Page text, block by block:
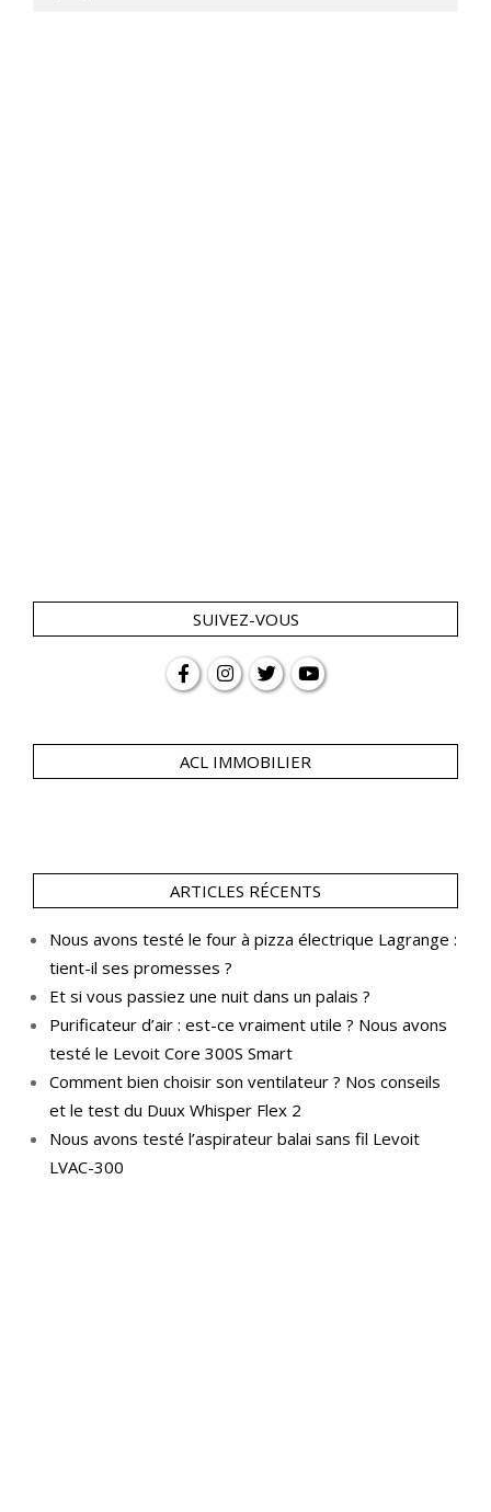
SUIVEZ-VOUS
ACL IMMOBILIER
ARTICLES RÉCENTS
Nous avons testé le four à pizza électrique Lagrange :
tient-il ses promesses ?
Et si vous passiez une nuit dans un palais ?
Purificateur d’air : est-ce vraiment utile ? Nous avons
testé le Levoit Core 300S Smart
Comment bien choisir son ventilateur ? Nos conseils
et le test du Duux Whisper Flex 2
Nous avons testé l’aspirateur balai sans fil Levoit
LVAC-300